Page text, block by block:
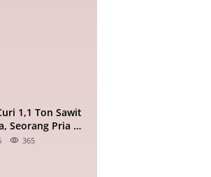
1,1 Ton Sawit
Seorang Pria di
Diserahkan ke
365